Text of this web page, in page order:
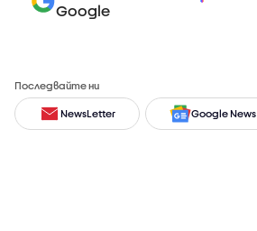
Google
Последвайте ни
NewsLetter Google News